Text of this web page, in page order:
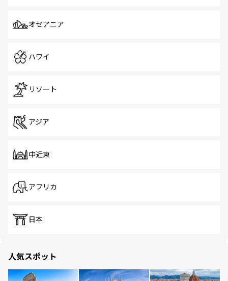
オセアニア
ハワイ
リゾート
アジア
中近東
アフリカ
日本
人気スポット